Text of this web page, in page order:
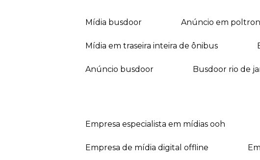
mídia busdoor anúncio em
mídia em traseira inteira de ônibus
anúncio busdoor busdoor rio de
empresa especialista em mídias ooh
empresa de mídia digital offline